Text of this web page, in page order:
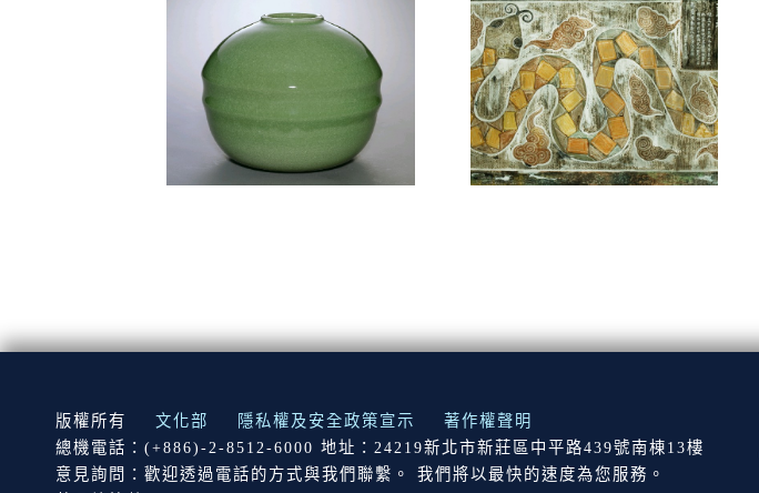
:::
版權所有 文化部 隱私權及安全政策宣示
著作權聲明
總機電話：(+886)-2-8512-6000 地址：24219新北市新莊區中平路439號南棟13樓
意見詢問：歡迎透過電話的方式與我們聯繫。 我們將以最快的速度為您服務。